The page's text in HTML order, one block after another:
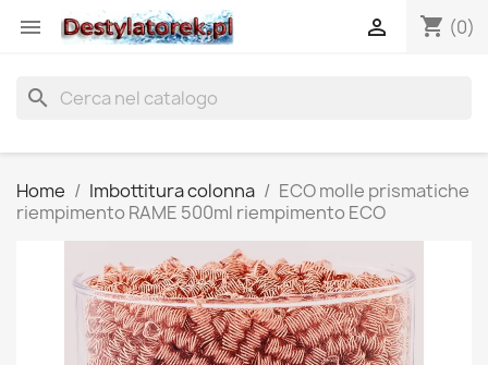
 shopping_cart (0)

search
Home Imbottitura colonna
ECO molle prismatiche
riempimento RAME 500ml riempimento ECO